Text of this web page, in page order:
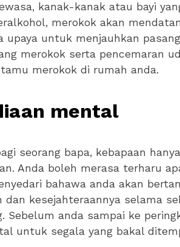
kanak-kanak atau bayi
merokok akan
upaya untuk menjauhkan
merokok serta pencemaran
merokok di rumah anda.
mental
seorang bapa, kebapaan
Anda boleh merasa terharu
bahawa anda akan
dan kesejahteraannya selama
Sebelum anda sampai ke
untuk segala yang bakal